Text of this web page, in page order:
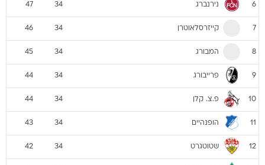
6 נירנברג 34
47
7 קייזרסלאוטרן 34
46
8 המבורג 34
45
9 פרייבורג 34
44
10 פ.צ. קלן 34
44
11 הופנהיים 34
43
12 שטוטגרט 34
42